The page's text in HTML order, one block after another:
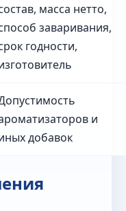
масса нетто,
заваривания,
годности,
и
добавок